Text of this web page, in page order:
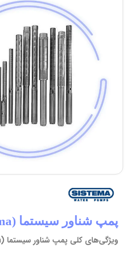
پمپ شناور سیستما (Sistema)
ویژگی‌های کلی پمپ شناور سیستما (Sistema):